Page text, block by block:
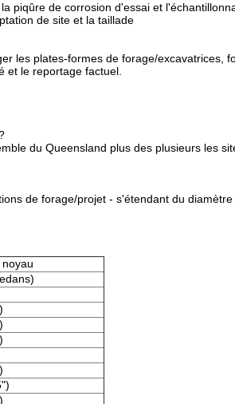
piqûre de corrosion d'essai et
de site et la taillade
les plates-formes de forage/excavatrices,
et le reportage factuel.
du Queensland plus des plusieurs les
de forage/projet - s'étendant du